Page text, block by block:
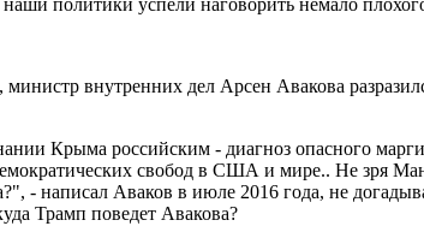
внутренних дел Арсен Авакова
Крыма российским - диагноз опасного
свобод в США и мире.. Не зря
написал Аваков в июле 2016 года, не
Трамп поведет Авакова?